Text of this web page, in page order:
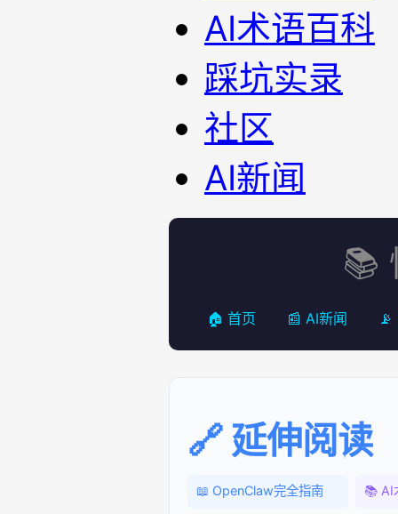
AI术语百科
踩坑实录
社区
AI新闻
📚
🏠 首页 📰 AI新闻
🔗 延伸阅读
📖 OpenClaw完全指南 📚 AI